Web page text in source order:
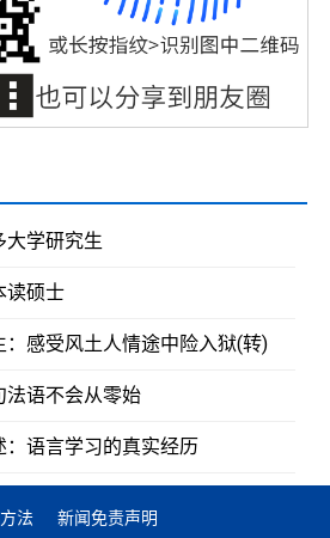
大学研究生
读硕士
感受风土人情途中险入狱(转)
法语不会从零始
语言学习的真实经历
法 新闻免责声明